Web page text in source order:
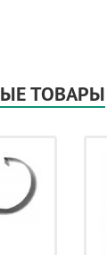
ТОВАРЫ